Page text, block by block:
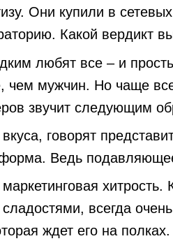
Они купили в
Какой вердикт
любят все – и
чем мужчин. Но чаще
звучит следующим
говорят
форма. Ведь
всегда
ждет его на